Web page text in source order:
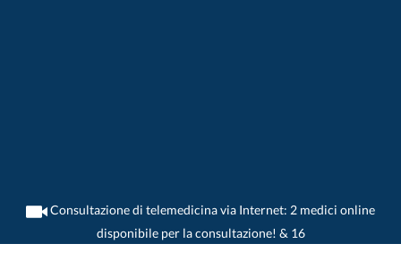
Consultazione di telemedicina via Internet: 2 medici online
disponibile per la consultazione! & 16
>Medico generico>Goldach>Dr. Christoph Widrig-Lussy>Consultazione con Dr.